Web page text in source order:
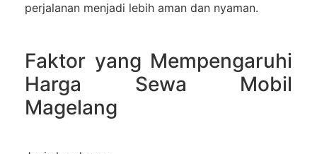
perjalanan menjadi lebih aman dan nyaman.
Faktor yang Mempengaruhi
Harga Sewa Mobil
Magelang